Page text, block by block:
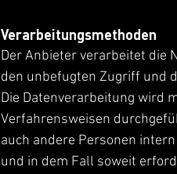
Verarbeitungsmethoden
Der Anbieter verarbeitet die
den unbefugten Zugriff und
Die Datenverarbeitung wird
Verfahrensweisen
auch andere Personen
und in dem Fall soweit